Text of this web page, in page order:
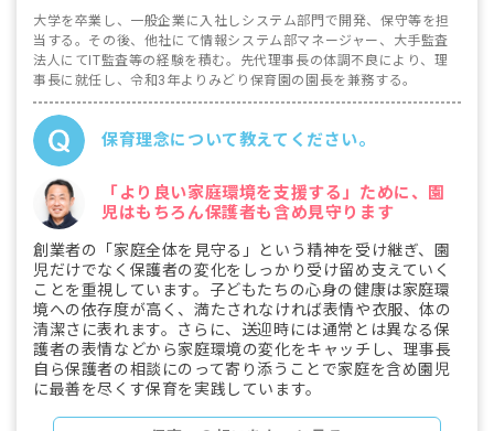
大学を卒業し、一般企業に入社しシステム部門で開発、保守等を担
当する。その後、他社にて情報システム部マネージャー、大手監査
法人にてIT監査等の経験を積む。先代理事長の体調不良により、理
事長に就任し、令和3年よりみどり保育園の園長を兼務する。
保育理念について教えてください。
「より良い家庭環境を支援する」ために、園
児はもちろん保護者も含め見守ります
創業者の「家庭全体を見守る」という精神を受け継ぎ、園
児だけでなく保護者の変化をしっかり受け留め支えていく
ことを重視しています。子どもたちの心身の健康は家庭環
境への依存度が高く、満たされなければ表情や衣服、体の
清潔さに表れます。さらに、送迎時には通常とは異なる保
護者の表情などから家庭環境の変化をキャッチし、理事長
自ら保護者の相談にのって寄り添うことで家庭を含め園児
に最善を尽くす保育を実践しています。